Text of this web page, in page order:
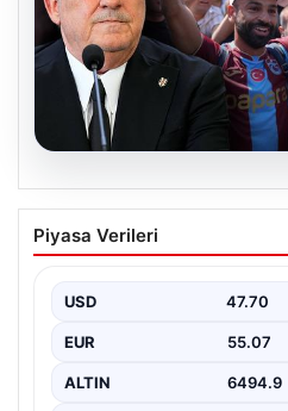
Ertuğrul Doğan’dan
Salah Transferi
Trabzonspor Kulübü Başkanı
söylentileriyle ilgili…
Piyasa Verileri
USD 47.70
EUR 55.07
ALTIN 6494.9